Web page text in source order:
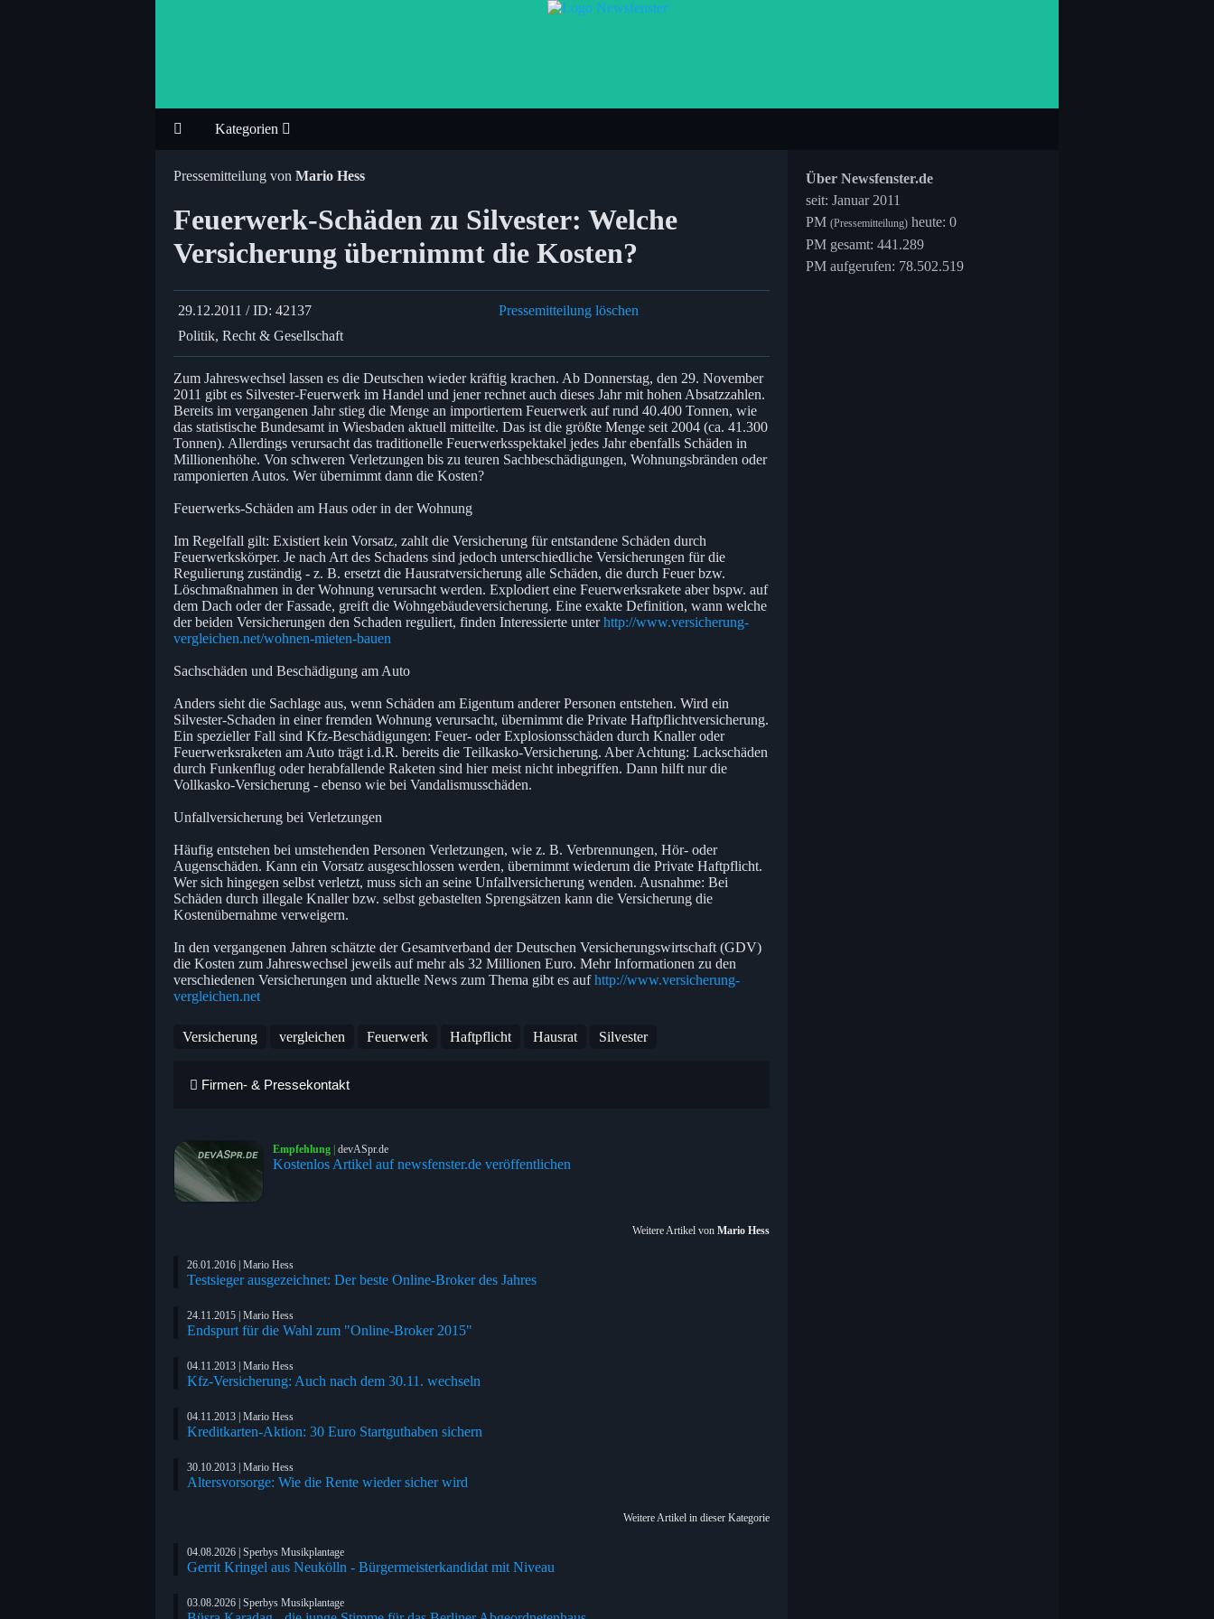
Kategorien
Pressemitteilung von Mario Hess
Feuerwerk-Schäden zu Silvester: Welche
Versicherung übernimmt die Kosten?
29.12.2011 / ID: 42137
Pressemitteilung löschen
Politik, Recht & Gesellschaft
Zum Jahreswechsel lassen es die Deutschen wieder kräftig krachen. Ab Donnerstag, den 29. November
2011 gibt es Silvester-Feuerwerk im Handel und jener rechnet auch dieses Jahr mit hohen Absatzzahlen.
Bereits im vergangenen Jahr stieg die Menge an importiertem Feuerwerk auf rund 40.400 Tonnen, wie
das statistische Bundesamt in Wiesbaden aktuell mitteilte. Das ist die größte Menge seit 2004 (ca. 41.300
Tonnen). Allerdings verursacht das traditionelle Feuerwerksspektakel jedes Jahr ebenfalls Schäden in
Millionenhöhe. Von schweren Verletzungen bis zu teuren Sachbeschädigungen, Wohnungsbränden oder
ramponierten Autos. Wer übernimmt dann die Kosten?
Feuerwerks-Schäden am Haus oder in der Wohnung
Im Regelfall gilt: Existiert kein Vorsatz, zahlt die Versicherung für entstandene Schäden durch
Feuerwerkskörper. Je nach Art des Schadens sind jedoch unterschiedliche Versicherungen für die
Regulierung zuständig - z. B. ersetzt die Hausratversicherung alle Schäden, die durch Feuer bzw.
Löschmaßnahmen in der Wohnung verursacht werden. Explodiert eine Feuerwerksrakete aber bspw. auf
dem Dach oder der Fassade, greift die Wohngebäudeversicherung. Eine exakte Definition, wann welche
der beiden Versicherungen den Schaden reguliert, finden Interessierte unterhttp://www.versicherung-
vergleichen.net/wohnen-mieten-bauen
Sachschäden und Beschädigung am Auto
Anders sieht die Sachlage aus, wenn Schäden am Eigentum anderer Personen entstehen. Wird ein
Silvester-Schaden in einer fremden Wohnung verursacht, übernimmt die Private Haftpflichtversicherung.
Ein spezieller Fall sind Kfz-Beschädigungen: Feuer- oder Explosionsschäden durch Knaller oder
Feuerwerksraketen am Auto trägt i.d.R. bereits die Teilkasko-Versicherung. Aber Achtung: Lackschäden
durch Funkenflug oder herabfallende Raketen sind hier meist nicht inbegriffen. Dann hilft nur die
Vollkasko-Versicherung - ebenso wie bei Vandalismusschäden.
Unfallversicherung bei Verletzungen
Häufig entstehen bei umstehenden Personen Verletzungen, wie z. B. Verbrennungen, Hör- oder
Augenschäden. Kann ein Vorsatz ausgeschlossen werden, übernimmt wiederum die Private Haftpflicht.
Wer sich hingegen selbst verletzt, muss sich an seine Unfallversicherung wenden. Ausnahme: Bei
Schäden durch illegale Knaller bzw. selbst gebastelten Sprengsätzen kann die Versicherung die
Kostenübernahme verweigern.
In den vergangenen Jahren schätzte der Gesamtverband der Deutschen Versicherungswirtschaft (GDV)
die Kosten zum Jahreswechsel jeweils auf mehr als 32 Millionen Euro. Mehr Informationen zu den
verschiedenen Versicherungen und aktuelle News zum Thema gibt es aufhttp://www.versicherung-
vergleichen.net
Versicherung vergleichen Feuerwerk Haftpflicht Hausrat Silvester
Firmen- & Pressekontakt
Empfehlung | devASpr.de
Kostenlos Artikel auf newsfenster.de veröffentlichen
Weitere Artikel von Mario Hess
26.01.2016 | Mario Hess
Testsieger ausgezeichnet: Der beste Online-Broker des Jahres
24.11.2015 | Mario Hess
Endspurt für die Wahl zum "Online-Broker 2015"
04.11.2013 | Mario Hess
Kfz-Versicherung: Auch nach dem 30.11. wechseln
04.11.2013 | Mario Hess
Kreditkarten-Aktion: 30 Euro Startguthaben sichern
30.10.2013 | Mario Hess
Altersvorsorge: Wie die Rente wieder sicher wird
Weitere Artikel in dieser Kategorie
04.08.2026 | Sperbys Musikplantage
Gerrit Kringel aus Neukölln - Bürgermeisterkandidat mit Niveau
03.08.2026 | Sperbys Musikplantage
Über Newsfenster.de
seit: Januar 2011
PM (Pressemitteilung) heute: 0
PM gesamt: 441.289
PM aufgerufen: 78.502.519